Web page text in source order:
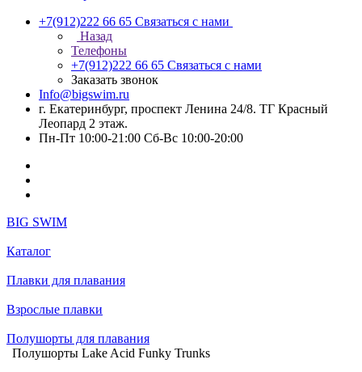
+7(912)222 66 65 Связаться с нами
Назад
Телефоны
+7(912)222 66 65 Связаться с нами
Заказать звонок
Info@bigswim.ru
г. Екатеринбург, проспект Ленина 24/8. ТГ Красный
Леопард 2 этаж.
Пн-Пт 10:00-21:00 Сб-Вс 10:00-20:00
BIG SWIM
Каталог
Плавки для плавания
Взрослые плавки
Полушорты для плавания
Полушорты Lake Acid Funky Trunks